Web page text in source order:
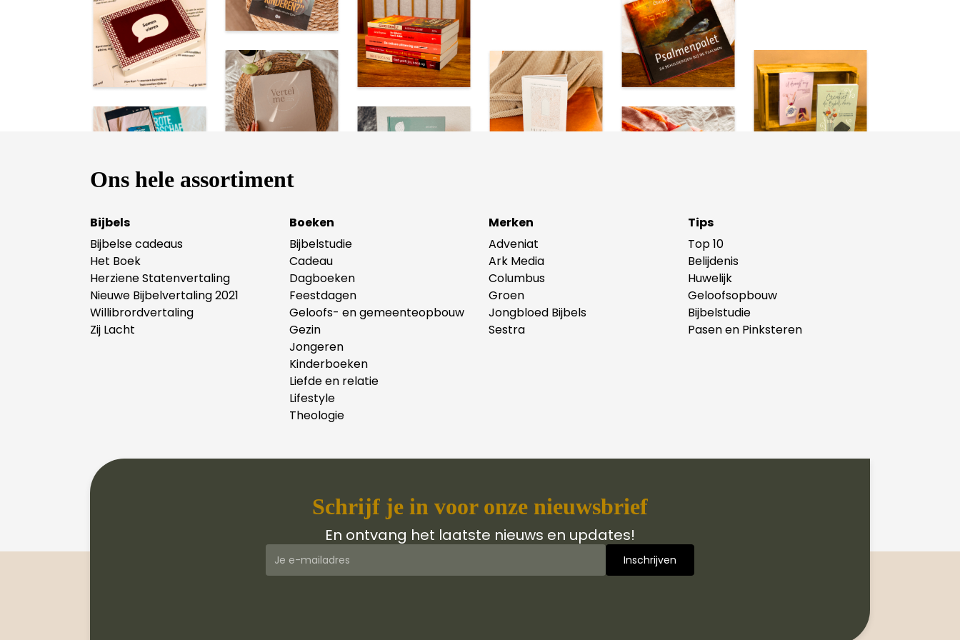
van studie, werk, sociale omgeving en leefstijl Marije
van den Berg is auteur en veelgevraagd spreker op
conferenties en events. Vanuit haar bedrijven
Bureau Delight en De Ambitieuze Zakenvrouw
coacht Marije vele (ondernemende) vrouwen op
het gebied van zelfzorg, leefstijl en carrière.
Ons hele assortiment
Bijbels
Bijbelse cadeaus
Het Boek
Herziene Statenvertaling
Nieuwe Bijbelvertaling 2021
Willibrordvertaling
Zij Lacht
Boeken
Bijbelstudie
Cadeau
Dagboeken
Feestdagen
Geloofs- en gemeenteopbouw
Gezin
Jongeren
Kinderboeken
Liefde en relatie
Lifestyle
Theologie
Merken
Adveniat
Ark Media
Columbus
Groen
Jongbloed Bijbels
Sestra
Tips
Top 10
Belijdenis
Huwelijk
Geloofsopbouw
Bijbelstudie
Pasen en Pinksteren
Schrijf je in voor onze nieuwsbrief
En ontvang het laatste nieuws en updates!